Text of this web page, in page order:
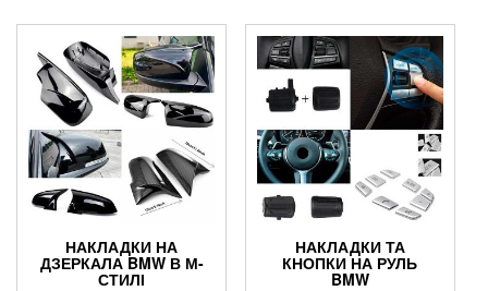
НАКЛАДКИ НА
ДЗЕРКАЛА BMW В М-
СТИЛІ
НАКЛАДКИ ТА
КНОПКИ НА РУЛЬ
BMW